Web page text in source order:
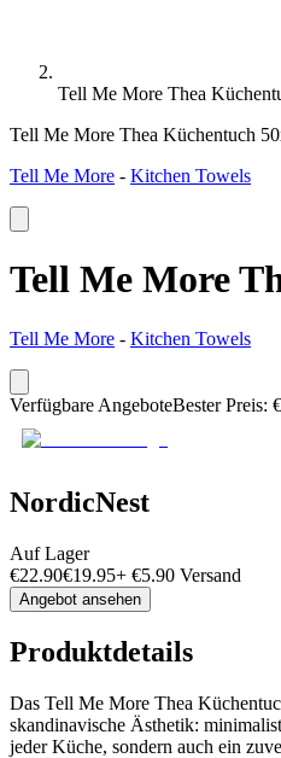
Tell Me More Thea
Tell Me More Thea Küchentuch
Tell Me More - Kitchen Towels
Tell Me More
Tell Me More - Kitchen Towels
Verfügbare AngeboteBester Preis: €
NordicNest
Auf Lager
€22.90€19.95+ €5.90 Versand
Angebot ansehen
Produktdetails
Das Tell Me More Thea
skandinavische Ästhetik:
jeder Küche, sondern auch ein